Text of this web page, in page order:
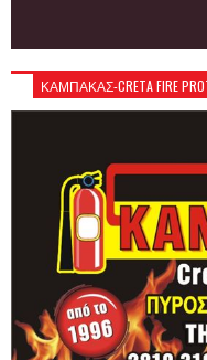
ΚΑΜΠΑΚΑΣ-CRETA FIRE